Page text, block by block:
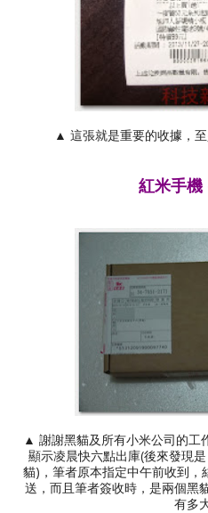
▲ 這張就是重要的收據，至
紅米手
▲ 謝謝黑貓及所有小米公司的工
顯示凌晨快六點出庫(後來發現
貓)，筆者原本指定中午前收到
送，而且筆者簽收時，是兩個黑
有多大